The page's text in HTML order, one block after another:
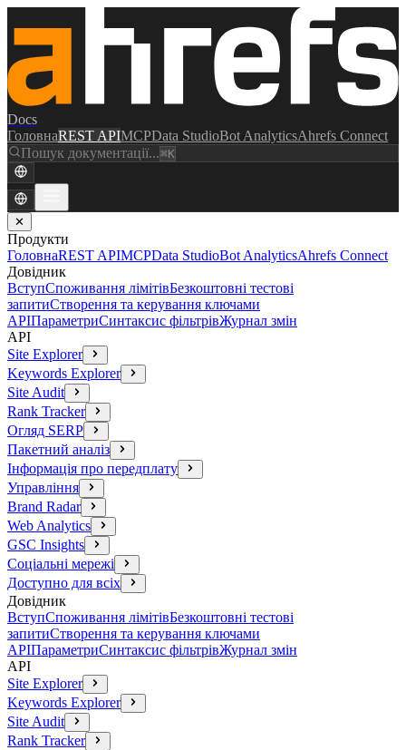
Docs
ГоловнаREST APIMCPData StudioBot AnalyticsAhrefs Connect
Пошук документації...⌘K
✕
Продукти
ГоловнаREST APIMCPData StudioBot AnalyticsAhrefs Connect
Довідник
ВступСпоживання лімітівБезкоштовні тестові
запитиСтворення та керування ключами
APIПараметриСинтаксис фільтрівЖурнал змін
API
Site Explorer
Keywords Explorer
Site Audit
Rank Tracker
Огляд SERP
Пакетний аналіз
Інформація про передплату
Управління
Brand Radar
Web Analytics
GSC Insights
Соціальні мережі
Доступно для всіх
Довідник
ВступСпоживання лімітівБезкоштовні тестові
запитиСтворення та керування ключами
APIПараметриСинтаксис фільтрівЖурнал змін
API
Site Explorer
Keywords Explorer
Site Audit
Rank Tracker